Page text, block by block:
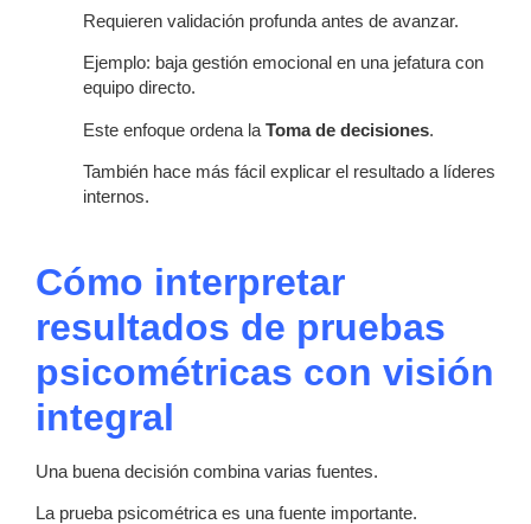
Requieren validación profunda antes de avanzar.
Ejemplo: baja gestión emocional en una jefatura con
equipo directo.
Este enfoque ordena la Toma de decisiones.
También hace más fácil explicar el resultado a líderes
internos.
Cómo interpretar
resultados de pruebas
psicométricas con visión
integral
Una buena decisión combina varias fuentes.
La prueba psicométrica es una fuente importante.